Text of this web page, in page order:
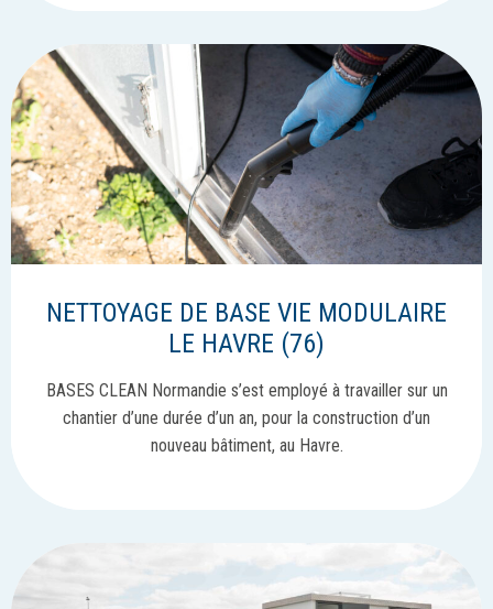
NETTOYAGE DE BASE VIE MODULAIRE
LE HAVRE (76)
BASES CLEAN Normandie s’est employé à travailler sur un
chantier d’une durée d’un an, pour la construction d’un
nouveau bâtiment, au Havre.